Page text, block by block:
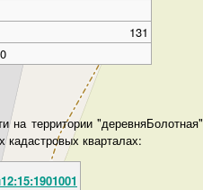
131
на территории "деревняБолотная"
кварталах: